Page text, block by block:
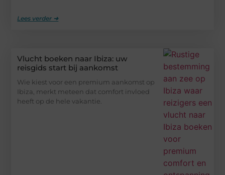
Lees verder ➜
Vlucht boeken naar Ibiza: uw
reisgids start bij aankomst
Wie kiest voor een premium aankomst op
Ibiza, merkt meteen dat comfort invloed
heeft op de hele vakantie.